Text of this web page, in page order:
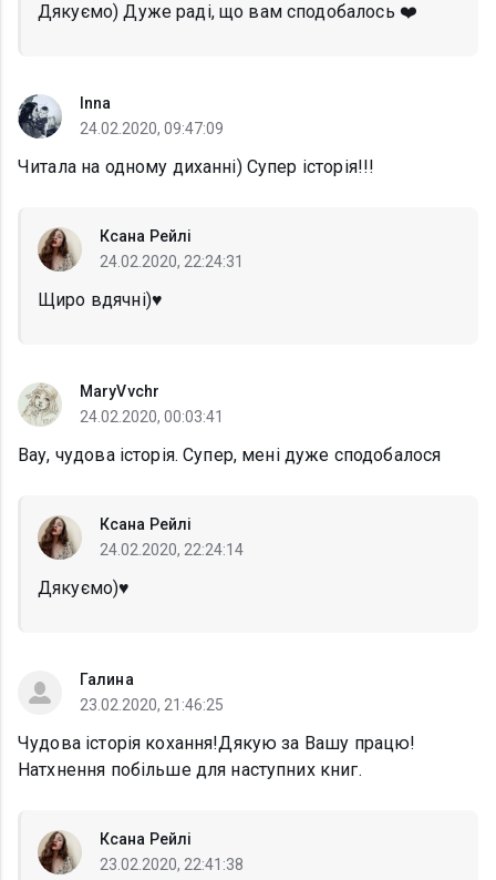
Дякуємо) Дуже раді, що вам сподобалось ❤️
Inna
24.02.2020, 09:47:09
Читала на одному диханні) Супер історія!!!
Ксана Рейлі
24.02.2020, 22:24:31
Щиро вдячні)♥️
MaryVvchr
24.02.2020, 00:03:41
Вау, чудова історія. Супер, мені дуже сподобалося
Ксана Рейлі
24.02.2020, 22:24:14
Дякуємо)♥️
Галина
23.02.2020, 21:46:25
Чудова історія кохання!Дякую за Вашу працю!
Натхнення побільше для наступних книг.
Ксана Рейлі
23.02.2020, 22:41:38